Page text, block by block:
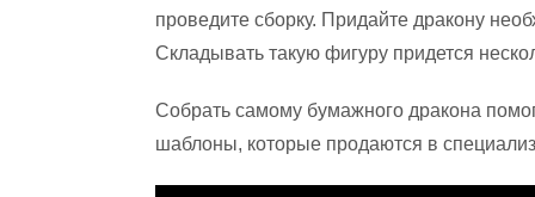
проведите сборку. Придайте дракону
Складывать такую фигуру придется
Собрать самому бумажного дракона
шаблоны, которые продаются в